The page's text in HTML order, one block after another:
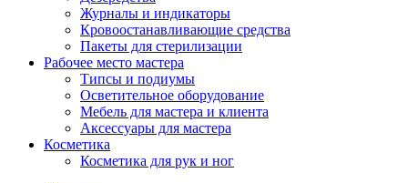
Журналы и индикаторы
Кровоостанавливающие средства
Пакеты для стерилизации
Рабочее место мастера
Типсы и подиумы
Осветительное оборудование
Мебель для мастера и клиента
Аксессуары для мастера
Косметика
Косметика для рук и ног